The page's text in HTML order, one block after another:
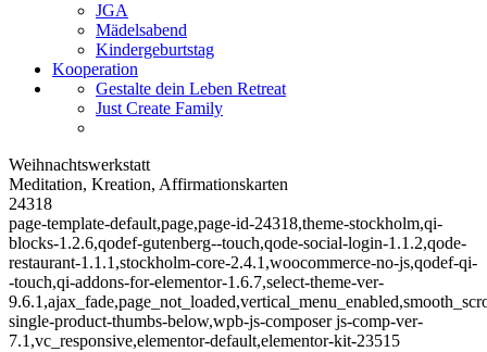
JGA
Mädelsabend
Kindergeburtstag
Kooperation
Gestalte dein Leben Retreat
Just Create Family
Weihnachtswerkstatt
Meditation, Kreation, Affirmationskarten
24318
page-template-default,page,page-id-24318,theme-stockholm,qi-
blocks-1.2.6,qodef-gutenberg--touch,qode-social-login-1.1.2,qode-
restaurant-1.1.1,stockholm-core-2.4.1,woocommerce-no-js,qodef-qi-
-touch,qi-addons-for-elementor-1.6.7,select-theme-ver-
single-product-thumbs-below,wpb-js-composer js-comp-ver-
7.1,vc_responsive,elementor-default,elementor-kit-23515